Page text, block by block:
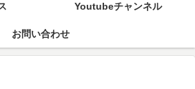
Youtubeチャンネル
お問い合わせ